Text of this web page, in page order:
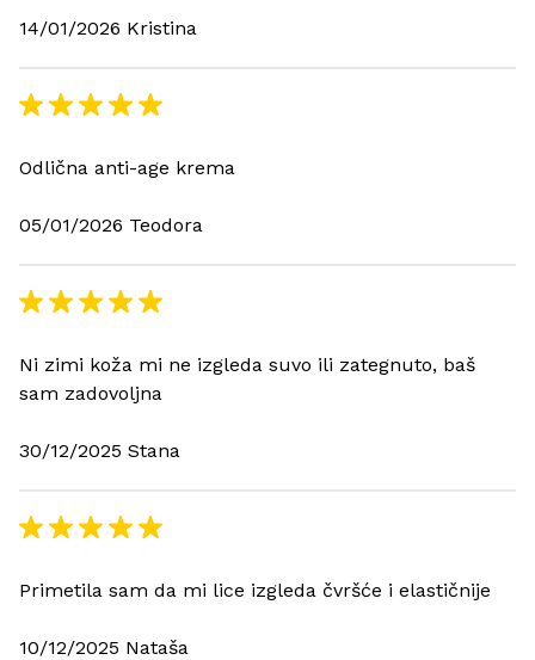
14/01/2026 Kristina
Odlična anti-age krema
05/01/2026 Teodora
Ni zimi koža mi ne izgleda suvo ili zategnuto, baš
sam zadovoljna
30/12/2025 Stana
Primetila sam da mi lice izgleda čvršće i elastičnije
10/12/2025 Nataša